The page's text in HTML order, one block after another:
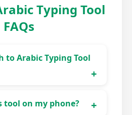
Typing Tool
FAQs
to Arabic Typing Tool
tool on my phone?